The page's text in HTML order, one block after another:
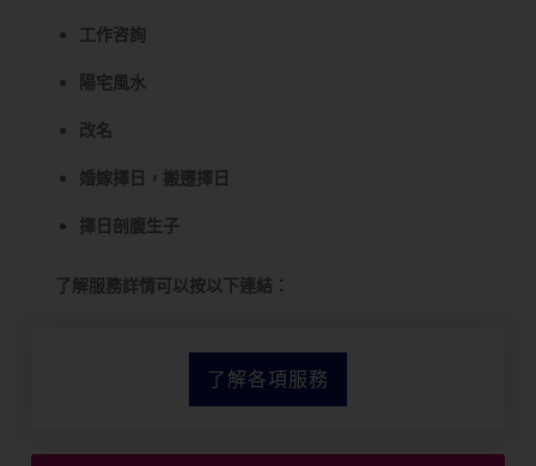
工作咨詢
陽宅風水
改名
婚嫁擇日，搬遷擇日
擇日剖腹生子
了解服務詳情可以按以下連結：
了解各項服務